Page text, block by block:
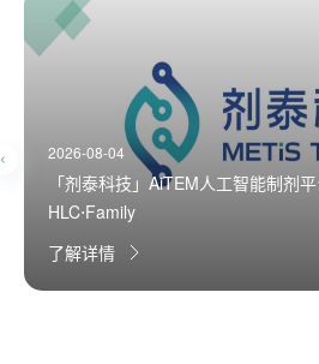
2026-08-04
「剂泰科技」AiTEM人工智能制剂
HLC⋅Family
了解详情